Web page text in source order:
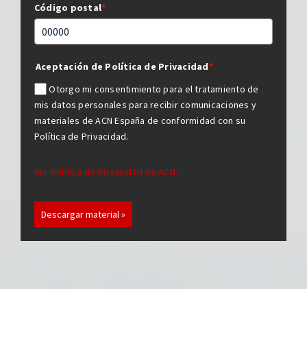
Código postal*
Aceptación de Política de Privacidad*
Otorgo mi consentimiento para el tratamiento de
mis datos personales para recibir comunicaciones y
materiales de ACN España de conformidad con su
Política de Privacidad.
Ver Política de Privacidad de ACN.
Descargar material »